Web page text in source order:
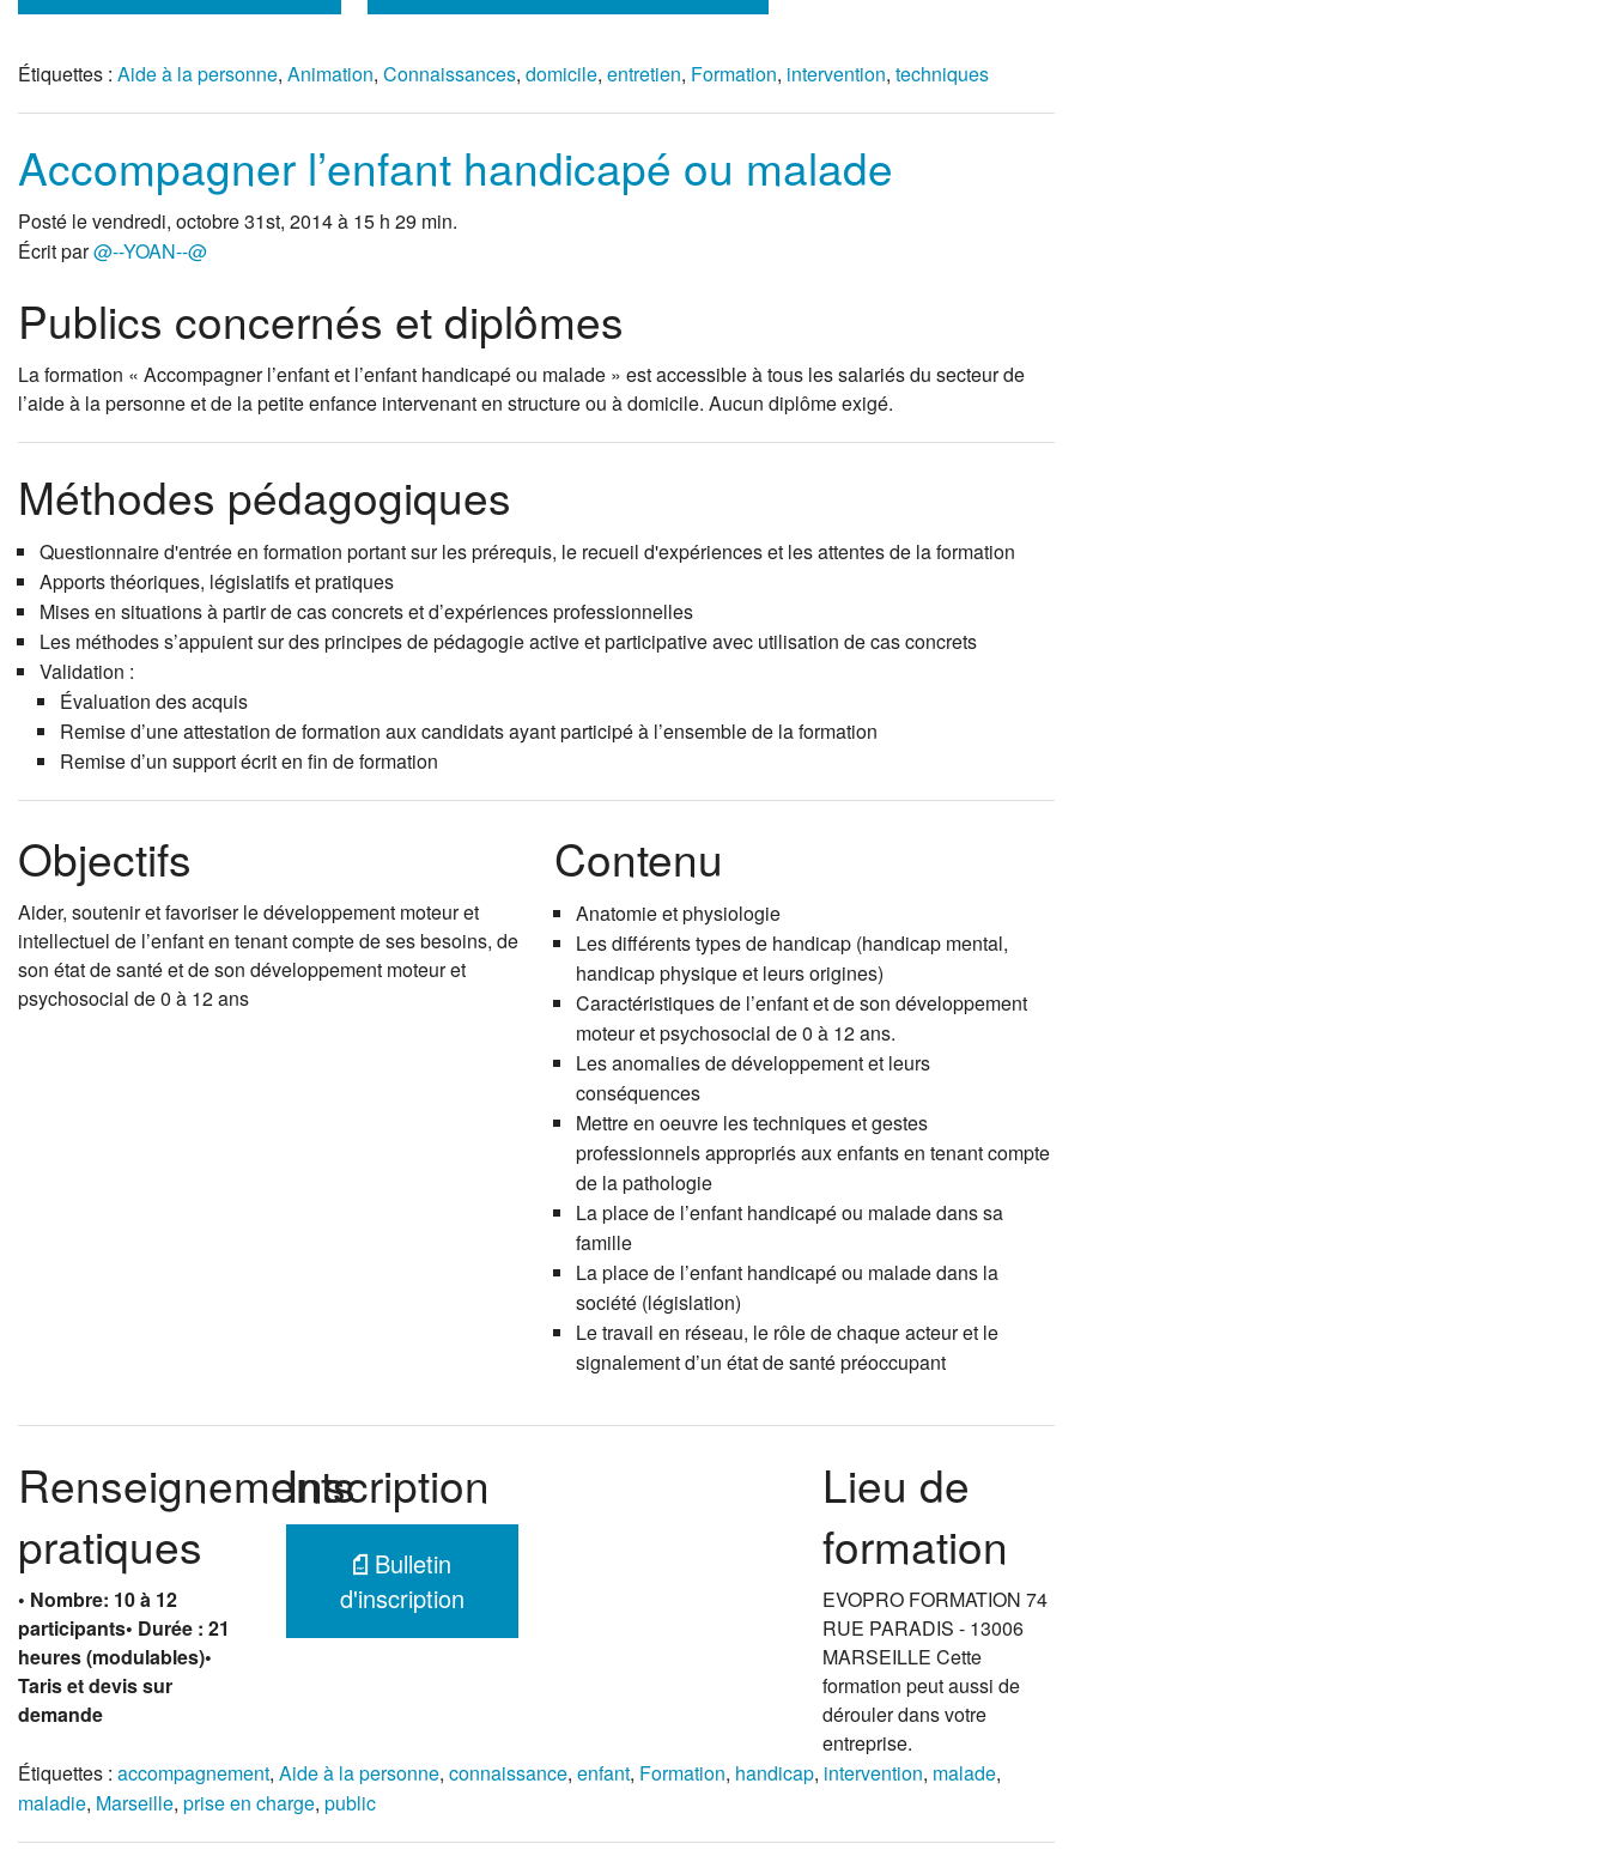
Étiquettes : Aide à la personne, Animation, Connaissances, domicile, entretien, Formation, intervention, techniques
Accompagner l’enfant handicapé ou malade
Posté le vendredi, octobre 31st, 2014 à 15 h 29 min.
Écrit par@--YOAN--@
Publics concernés et diplômes
La formation « Accompagner l’enfant et l’enfant handicapé ou malade » est accessible à tous les salariés du secteur de
l’aide à la personne et de la petite enfance intervenant en structure ou à domicile. Aucun diplôme exigé.
Méthodes pédagogiques
Questionnaire d'entrée en formation portant sur les prérequis, le recueil d'expériences et les attentes de la formation
Apports théoriques, législatifs et pratiques
Mises en situations à partir de cas concrets et d’expériences professionnelles
Les méthodes s’appuient sur des principes de pédagogie active et participative avec utilisation de cas concrets
Validation :
Évaluation des acquis
Remise d’une attestation de formation aux candidats ayant participé à l’ensemble de la formation
Remise d’un support écrit en fin de formation
Objectifs
Aider, soutenir et favoriser le développement moteur et
intellectuel de l’enfant en tenant compte de ses besoins, de
son état de santé et de son développement moteur et
psychosocial de 0 à 12 ans
Contenu
Anatomie et physiologie
Les différents types de handicap (handicap mental,
handicap physique et leurs origines)
Caractéristiques de l’enfant et de son développement
moteur et psychosocial de 0 à 12 ans.
Les anomalies de développement et leurs
conséquences
Mettre en oeuvre les techniques et gestes
professionnels appropriés aux enfants en tenant compte
de la pathologie
La place de l’enfant handicapé ou malade dans sa
famille
La place de l’enfant handicapé ou malade dans la
société (législation)
Le travail en réseau, le rôle de chaque acteur et le
signalement d’un état de santé préoccupant
Renseignements
pratiques
• Nombre: 10 à 12
participants• Durée : 21
heures (modulables)•
Taris et devis sur
demande
Inscription
Bulletin
d'inscription
Lieu de
formation
EVOPRO FORMATION 74
RUE PARADIS - 13006
MARSEILLE Cette
formation peut aussi de
dérouler dans votre
entreprise.
Étiquettes : accompagnement, Aide à la personne, connaissance, enfant, Formation, handicap, intervention, malade,
maladie, Marseille, prise en charge, public